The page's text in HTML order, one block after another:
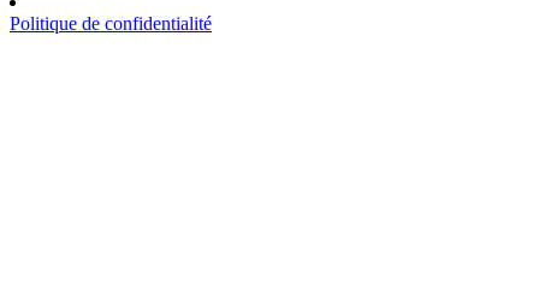
Politique de confidentialité